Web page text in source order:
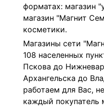
форматах: магазин
магазин "Магнит
косметики.
Магазины сети
108 населенных
Пскова до
Архангельска до
работаем для Вас,
каждый покупатель